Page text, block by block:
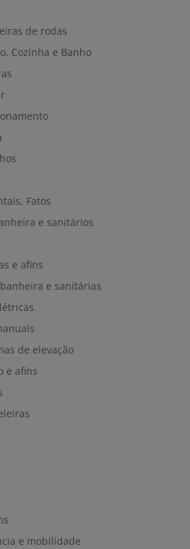
de rodas
Cozinha e Banho
Fatos
e sanitários
e afins
e sanitárias
de elevação
e afins
e mobilidade